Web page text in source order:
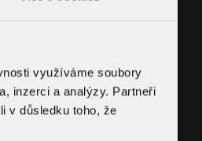
využíváme soubory
inzerci a analýzy. Partneři
v důsledku toho, že
des Autors
hat und es
hiermit
Auf die aktuelle
Einfluss. Deshalb
verändert wurden.
Einträge in vom